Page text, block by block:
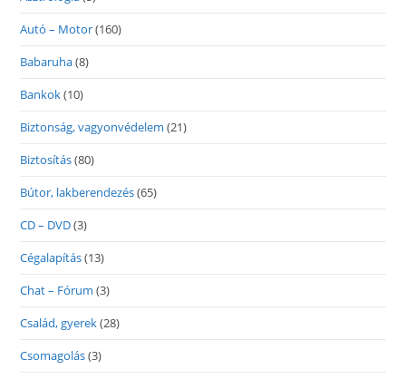
Autó – Motor(160)
Babaruha(8)
Bankok(10)
Biztonság, vagyonvédelem (21)
Biztosítás(80)
Bútor, lakberendezés(65)
CD – DVD(3)
Cégalapítás(13)
Chat – Fórum (3)
Család, gyerek(28)
Csomagolás(3)